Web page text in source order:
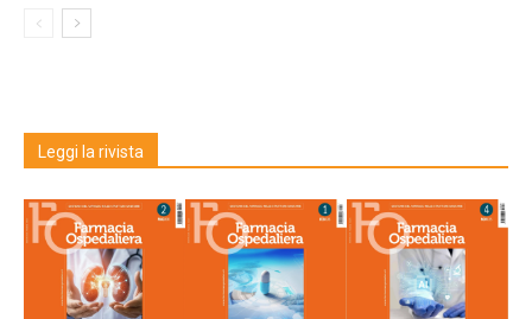
Leggi la rivista